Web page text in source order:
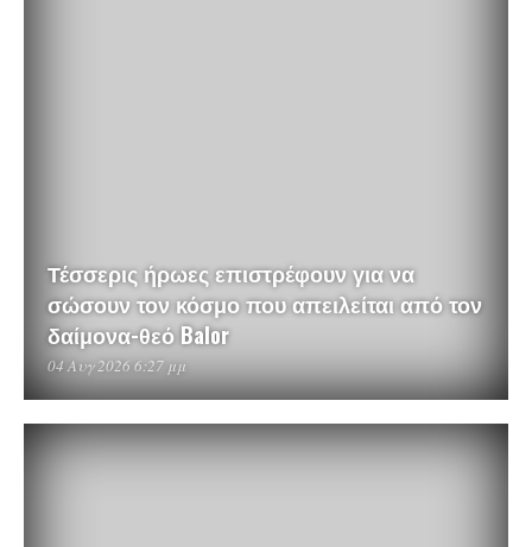
Τέσσερις ήρωες επιστρέφουν για να
σώσουν τον κόσμο που απειλείται από τον
δαίμονα-θεό Balor
04 Αυγ 2026 6:27 μμ